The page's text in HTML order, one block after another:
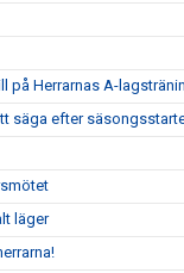
på Herrarnas A-
säga efter
läger